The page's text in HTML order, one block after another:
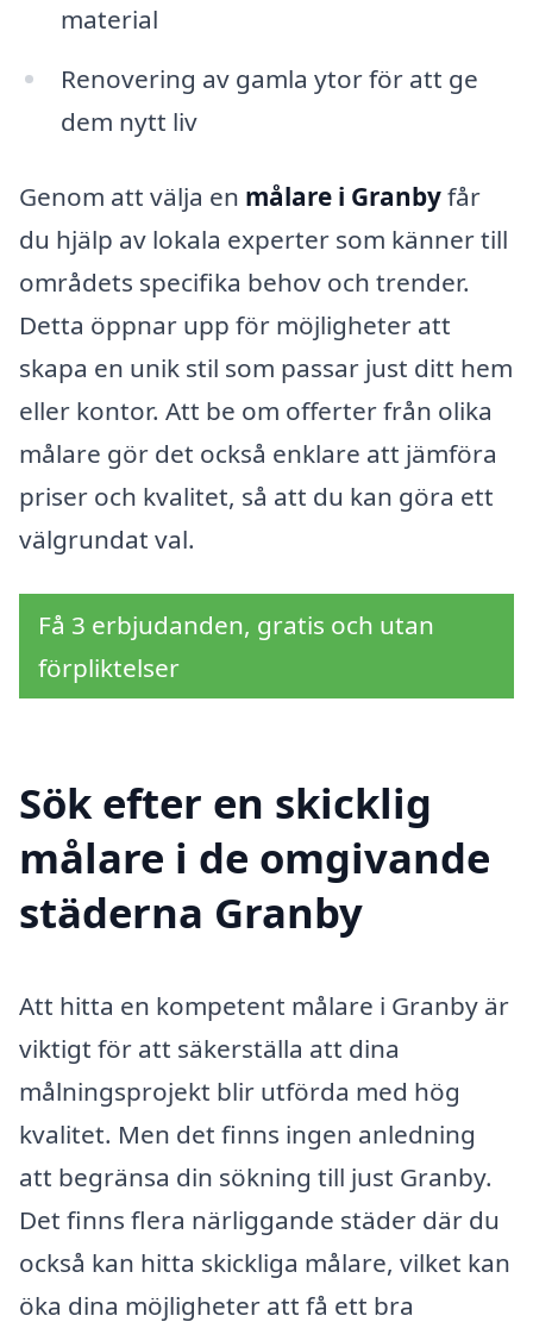
material
Renovering av gamla ytor för att ge
dem nytt liv
Genom att välja en målare i Granbyfår
du hjälp av lokala experter som känner till
områdets specifika behov och trender.
Detta öppnar upp för möjligheter att
skapa en unik stil som passar just ditt hem
eller kontor. Att be om offerter från olika
målare gör det också enklare att jämföra
priser och kvalitet, så att du kan göra ett
välgrundat val.
Få 3 erbjudanden, gratis och utan
förpliktelser
Sök efter en skicklig
målare i de omgivande
städerna Granby
Att hitta en kompetent målare i Granby är
viktigt för att säkerställa att dina
målningsprojekt blir utförda med hög
kvalitet. Men det finns ingen anledning
att begränsa din sökning till just Granby.
Det finns flera närliggande städer där du
också kan hitta skickliga målare, vilket kan
öka dina möjligheter att få ett bra